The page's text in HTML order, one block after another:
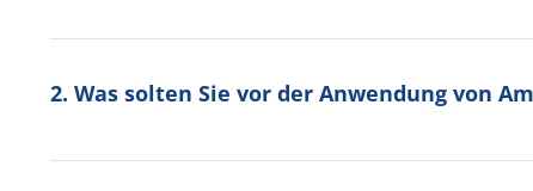
2. Was solten Sie vor der Anwendung von